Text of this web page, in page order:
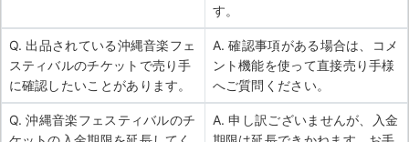
す。
Q. 出品されている沖縄音楽フェ
スティバルのチケットで売り手
に確認したいことがあります。
A. 確認事項がある場合は、コメ
ント機能を使って直接売り手様
へご質問ください。
Q. 沖縄音楽フェスティバルのチ
A. 申し訳ございませんが、入金